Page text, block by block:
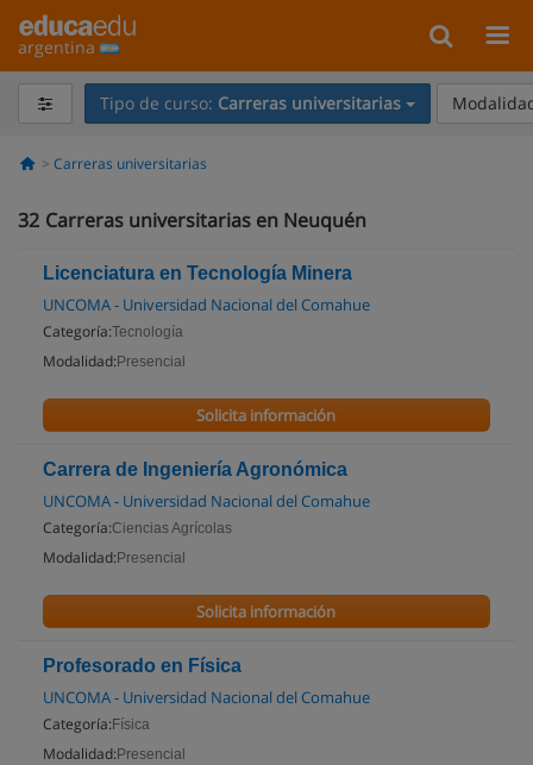
argentina
Tipo de curso: Carreras universitarias
Carreras universitarias
32 Carreras universitarias en Neuquén
Licenciatura en Tecnología Minera
UNCOMA - Universidad Nacional del Comahue
Categoría:Tecnología
Modalidad: Presencial
Solicita información
Carrera de Ingeniería Agronómica
UNCOMA - Universidad Nacional del Comahue
Categoría:Ciencias Agrícolas
Modalidad: Presencial
Solicita información
Profesorado en Física
UNCOMA - Universidad Nacional del Comahue
Categoría: Física
Modalidad: Presencial